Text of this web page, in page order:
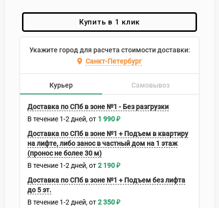
Купить в 1 клик
Укажите город для расчета стоимости доставки:
Санкт-Петербург
Курьер Самовывоз
Доставка по СПб в зоне №1 - Без разгрузки
В течение 1-2 дней 1 990₽
Доставка по СПб в зоне №1 + Подъем в квартиру
на лифте, либо занос в частный дом на 1 этаж
(пронос не более 30 м)
В течение 1-2 дней 2 190₽
Доставка по СПб в зоне №1 + Подъем без лифта
до 5 эт.
В течение 1-2 дней 2 350₽